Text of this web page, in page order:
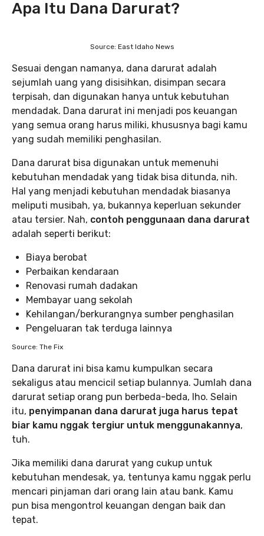
Apa Itu Dana Darurat?
Source: East Idaho News
Sesuai dengan namanya, dana darurat adalah
sejumlah uang yang disisihkan, disimpan secara
terpisah, dan digunakan hanya untuk kebutuhan
mendadak. Dana darurat ini menjadi pos keuangan
yang semua orang harus miliki, khususnya bagi kamu
yang sudah memiliki penghasilan.
Dana darurat bisa digunakan untuk memenuhi
kebutuhan mendadak yang tidak bisa ditunda, nih.
Hal yang menjadi kebutuhan mendadak biasanya
meliputi musibah, ya, bukannya keperluan sekunder
atau tersier. Nah, contoh penggunaan dana darurat
adalah seperti berikut:
Biaya berobat
Perbaikan kendaraan
Renovasi rumah dadakan
Membayar uang sekolah
Kehilangan/berkurangnya sumber penghasilan
Pengeluaran tak terduga lainnya
Source: The Fix
Dana darurat ini bisa kamu kumpulkan secara
sekaligus atau mencicil setiap bulannya. Jumlah dana
darurat setiap orang pun berbeda-beda, lho. Selain
itu, penyimpanan dana darurat juga harus tepat
biar kamu nggak tergiur untuk menggunakannya,
tuh.
Jika memiliki dana darurat yang cukup untuk
kebutuhan mendesak, ya, tentunya kamu nggak perlu
mencari pinjaman dari orang lain atau bank. Kamu
pun bisa mengontrol keuangan dengan baik dan
tepat.